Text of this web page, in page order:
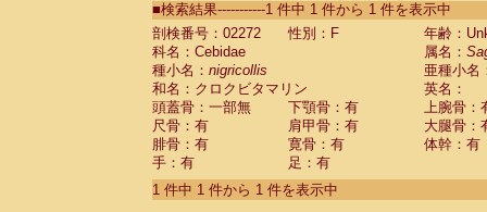
CebidaeSaguinus labiatus(0)
Cebidae Saguinus leucopus (0)
Cebidae
CebidaeSaguinus mystax
CebidaeSaguinus nigricollis (1)
Cebidae Saguinus oedipus
Cebidae Saguinus weddelli
Cebidae Saguinusspp.
Cebidae Aotus trivirgatus
Cebidae Cebus albifrons
■検索結果-----------1 件中 1 件から 1 件を表示中
剖検番号：02272
性別：F
年齢：
科名：Cebidae
属名：
種小名： nigricollis
亜種小名
和名：クロクビタマリン
英名：
頭蓋骨：一部無
下顎骨：有
上腕骨：
尺骨：有
肩甲骨：有
大腿骨：
腓骨：有
寛骨：有
体幹：有
手：有
足：有
1 件中 1 件から 1 件を表示中